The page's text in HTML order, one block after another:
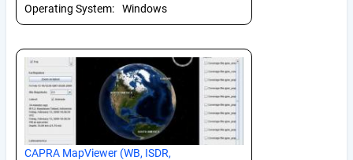
Operating System:
Windows
CAPRA MapViewer (WB, ISDR,